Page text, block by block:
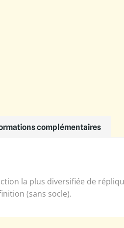
complémentaires
la plus diversifiée de
(sans socle).